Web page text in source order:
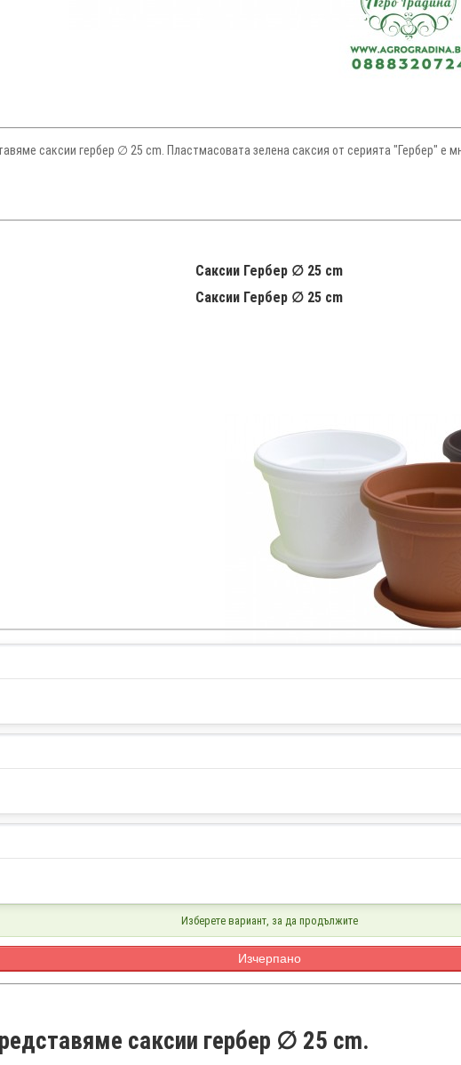
саксии гербер ∅ 25 cm. Пластмасовата зелена саксия от серията "Гербер" е
Саксии Гербер ∅ 25 cm
Саксии Гербер ∅ 25 cm
Изберете вариант, за да продължите
Изчерпано
саксии гербер ∅ 25 cm.